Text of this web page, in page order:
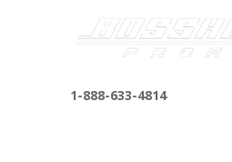
1-888-633-4814